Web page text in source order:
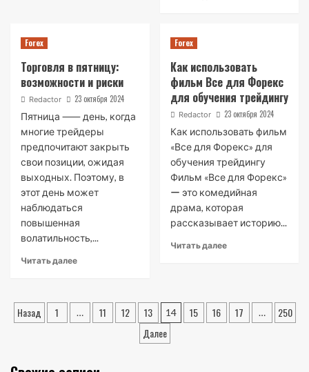
Forex
Торговля в пятницу:
возможности и риски
Redactor 23 октября 2024
Пятница ⸺ день, когда
многие трейдеры
предпочитают закрыть
свои позиции, ожидая
выходных. Поэтому, в
этот день может
наблюдаться
повышенная
волатильность,...
Читать далее
Forex
Как использовать
фильм Все для Форекс
для обучения трейдингу
Redactor 23 октября 2024
Как использовать фильм
«Все для Форекс» для
обучения трейдингу
Фильм «Все для Форекс»
ー это комедийная
драма, которая
рассказывает историю...
Читать далее
Пагинация
Назад 1 … 11 12 13 14 15 16 17 …
250
Далее